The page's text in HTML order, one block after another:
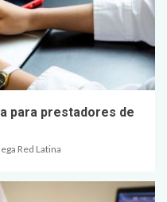
para prestadores de
Red Latina